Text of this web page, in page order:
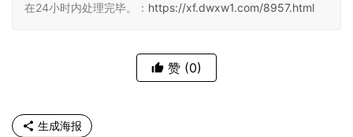
在24小时内处理完毕。： https://xf.dwxw1.com/8957.html
赞 (0)
生成海报